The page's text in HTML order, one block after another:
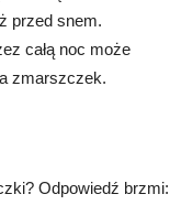
przed snem.
całą noc może
zmarszczek.
Odpowiedź brzmi: